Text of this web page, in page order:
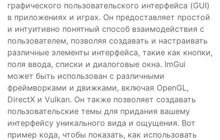
графического пользовательского интерфейса (GUI)
в приложениях и играх. Он предоставляет простой
и интуитивно понятный способ взаимодействия с
пользователем, позволяя создавать и настраивать
различные элементы интерфейса, такие как кнопки,
поля ввода, списки и диалоговые окна. ImGui
может быть использован с различными
фреймворками и движками, включая OpenGL,
DirectX и Vulkan. Он также позволяет создавать
пользовательские темы для придания вашему
интерфейсу уникального вида и ощущения. Вот
пример кода, чтобы показать, как использовать